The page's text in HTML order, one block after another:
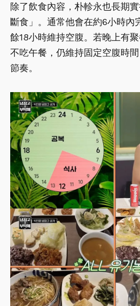
除了飲食內容，朴軫永也長期
斷食」。通常他會在約6小時內
餘18小時維持空腹。若晚上有
不吃午餐，仍維持固定空腹時
節奏。